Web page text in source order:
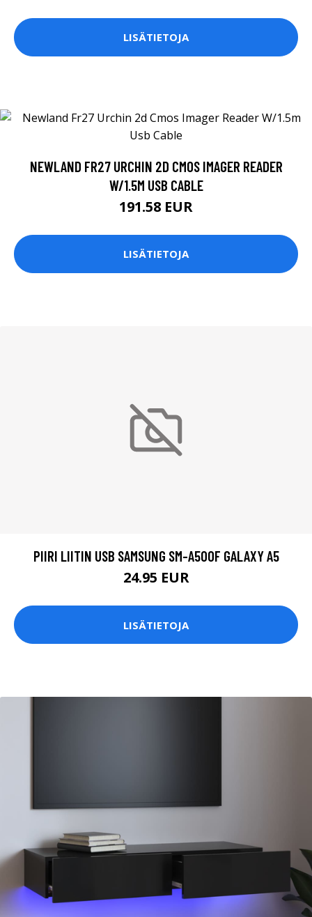
LISÄTIETOJA
NEWLAND FR27 URCHIN 2D CMOS IMAGER READER
W/1.5M USB CABLE
191.58 EUR
LISÄTIETOJA
PIIRI LIITIN USB SAMSUNG SM-A500F GALAXY A5
24.95 EUR
LISÄTIETOJA